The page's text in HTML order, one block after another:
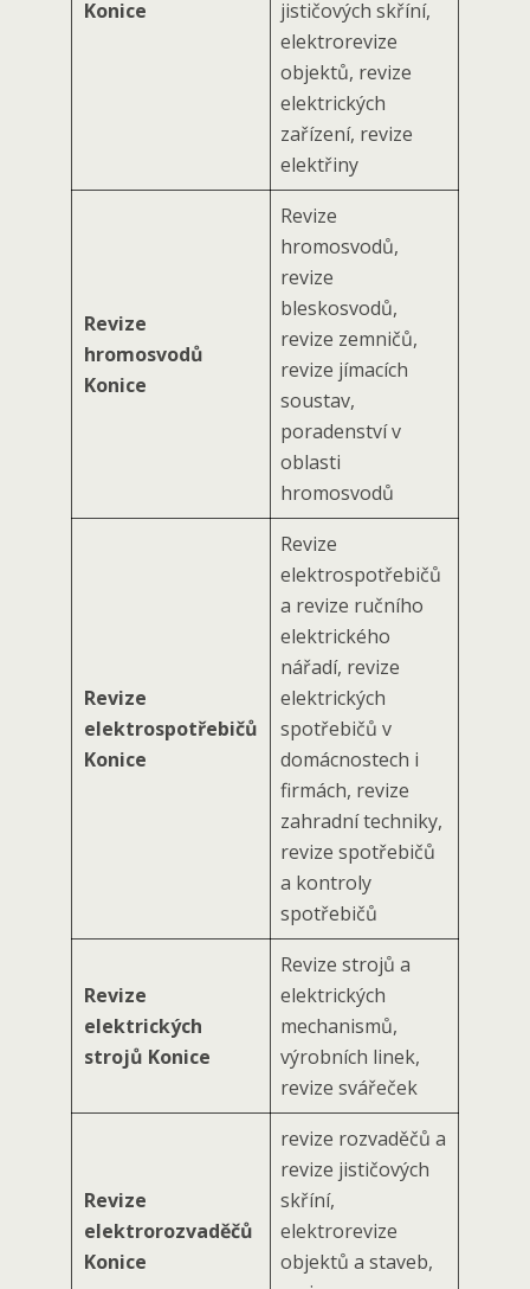
Konice
jističových skříní,
elektrorevize
objektů, revize
elektrických
zařízení, revize
elektřiny
Revize
hromosvodů
Konice
Revize
hromosvodů,
revize
bleskosvodů,
revize zemničů,
revize jímacích
soustav,
poradenství v
oblasti
hromosvodů
Revize
elektrospotřebičů
Konice
Revize
elektrospotřebičů
a revize ručního
elektrického
nářadí, revize
elektrických
spotřebičů v
domácnostech i
firmách, revize
zahradní techniky,
revize spotřebičů
a kontroly
spotřebičů
Revize
elektrických
strojů Konice
Revize strojů a
elektrických
mechanismů,
výrobních linek,
revize svářeček
Revize
elektrorozvaděčů
Konice
revize rozvaděčů a
revize jističových
skříní,
elektrorevize
objektů a staveb,